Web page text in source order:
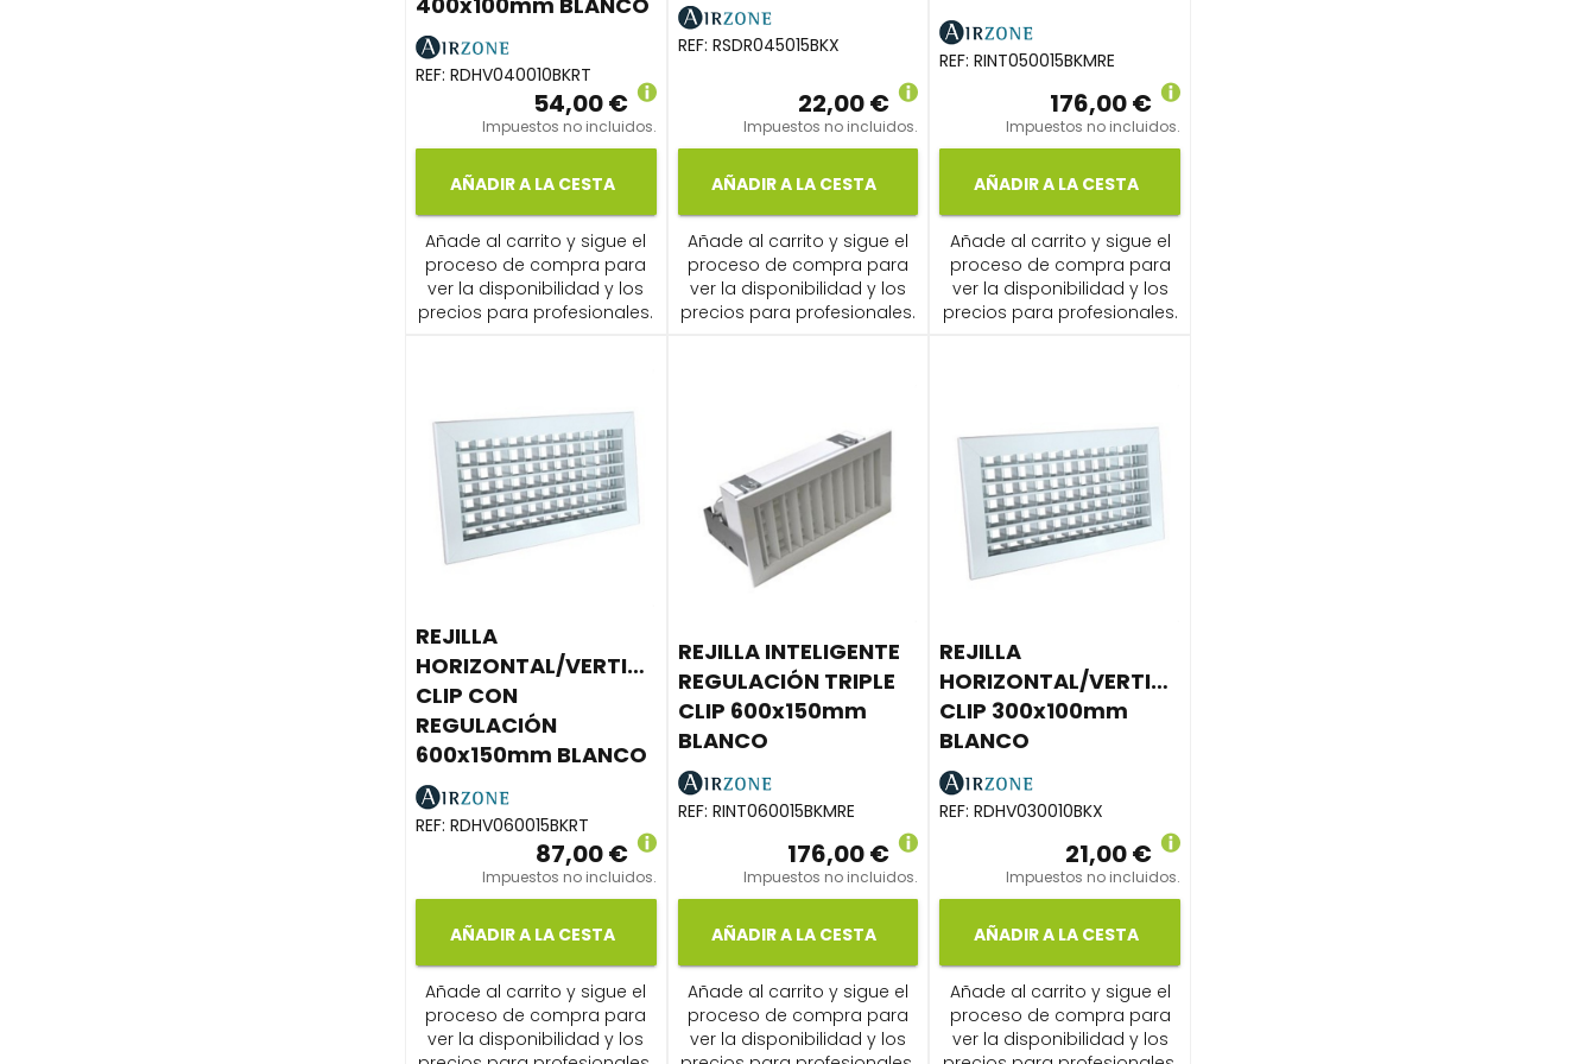
REF: RDHV040010BKRT
54,00 €
Impuestos no incluidos.
AÑADIR A LA CESTA
Añade al carrito y sigue el
proceso de compra para
ver la disponibilidad y los
precios para profesionales.
REF: RSDR045015BKX
22,00 €
Impuestos no incluidos.
AÑADIR A LA CESTA
Añade al carrito y sigue el
proceso de compra para
ver la disponibilidad y los
precios para profesionales.
REF:RINT050015BKMRE
176,00 €
Impuestos no incluidos.
AÑADIR A LA CESTA
Añade al carrito y sigue el
proceso de compra para
ver la disponibilidad y los
precios para profesionales.
REJILLA
HORIZONTAL/VERTICAL
CLIP CON
REGULACIÓN
600x150mm BLANCO
REF: RDHV060015BKRT
87,00 €
Impuestos no incluidos.
AÑADIR A LA CESTA
Añade al carrito y sigue el
proceso de compra para
ver la disponibilidad y los
REJILLA INTELIGENTE
REGULACIÓN TRIPLE
CLIP 600x150mm
BLANCO
REF: RINT060015BKMRE
176,00 €
Impuestos no incluidos.
AÑADIR A LA CESTA
Añade al carrito y sigue el
proceso de compra para
ver la disponibilidad y los
REJILLA
HORIZONTAL/VERTICAL
CLIP 300x100mm
BLANCO
REF:RDHV030010BKX
21,00 €
Impuestos no incluidos.
AÑADIR A LA CESTA
Añade al carrito y sigue el
proceso de compra para
ver la disponibilidad y los